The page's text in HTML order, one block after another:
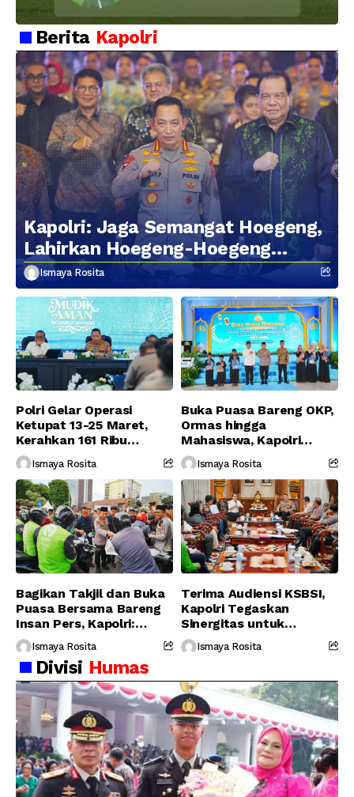
Kebersamaan Personel
Berita Kapolri
Kapolri: Jaga Semangat Hoegeng,
Lahirkan Hoegeng-Hoegeng
Berikutnya
Ismaya Rosita
Polri Gelar Operasi
Ketupat 13-25 Maret,
Kerahkan 161 Ribu
Personel Gabungan
Ismaya Rosita
Buka Puasa Bareng OKP,
Ormas hingga
Mahasiswa, Kapolri
Serukan Jaga
Persatuan-Dukung
Program Pemerintah
Ismaya Rosita
Bagikan Takjil dan Buka
Puasa Bersama Bareng
Insan Pers, Kapolri:
Suara Media Suara
Publik
Ismaya Rosita
Terima Audiensi KSBSI,
Kapolri Tegaskan
Sinergitas untuk
Perjuangkan Hak Buruh
Ismaya Rosita
Divisi Humas